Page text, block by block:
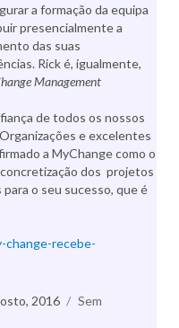
a formação da equipa
presencialmente a
das suas
Rick é, igualmente,
Management
de todos os nossos
e excelentes
a MyChange como o
dos projetos
o seu sucesso, que é
recebe-
2016 Categorias
Sem